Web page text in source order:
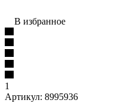
В избранное
1
Артикул: 8995936